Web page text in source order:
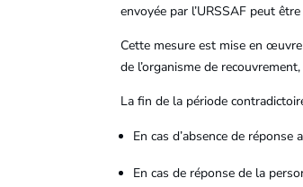
envoyée par l’URSSAF peut
Cette mesure est mise en
de l’organisme de
La fin de la période
En cas d’absence de
En cas de réponse de la